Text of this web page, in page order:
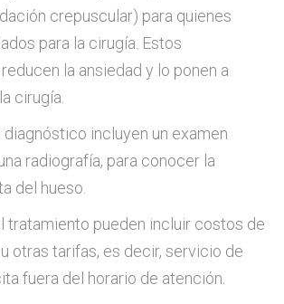
crepuscular) para quienes
para la cirugía. Estos
la ansiedad y lo ponen a
cirugía.
diagnóstico incluyen un examen
radiografía, para conocer la
del hueso.
tratamiento pueden incluir costos de
otras tarifas, es decir, servicio de
fuera del horario de atención.